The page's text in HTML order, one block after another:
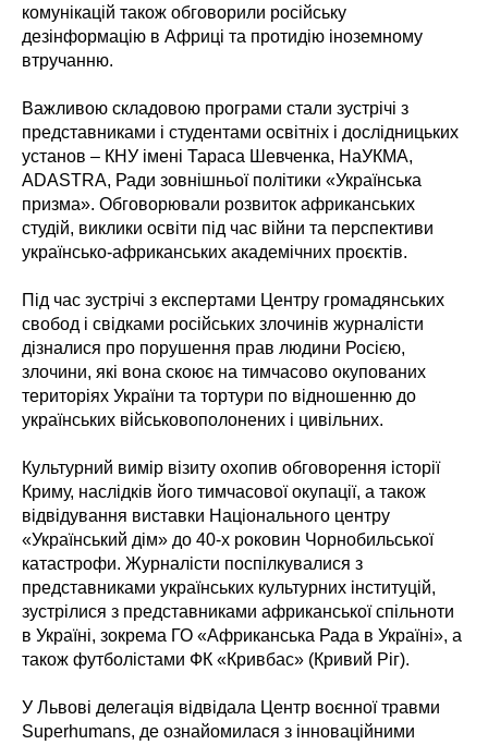
комунікацій також обговорили російську
дезінформацію в Африці та протидію іноземному
втручанню.
Важливою складовою програми стали зустрічі з
представниками і студентами освітніх і дослідницьких
установ – КНУ імені Тараса Шевченка, НаУКМА,
ADASTRA, Ради зовнішньої політики «Українська
призма». Обговорювали розвиток африканських
студій, виклики освіти під час війни та перспективи
українсько-африканських академічних проєктів.
Під час зустрічі з експертами Центру громадянських
свобод і свідками російських злочинів журналісти
дізналися про порушення прав людини Росією,
злочини, які вона скоює на тимчасово окупованих
територіях України та тортури по відношенню до
українських військовополонених і цивільних.
Культурний вимір візиту охопив обговорення історії
Криму, наслідків його тимчасової окупації, а також
відвідування виставки Національного центру
«Український дім» до 40-х роковин Чорнобильської
катастрофи. Журналісти поспілкувалися з
представниками українських культурних інституцій,
зустрілися з представниками африканської спільноти
в Україні, зокрема ГО «Африканська Рада в Україні», а
також футболістами ФК «Кривбас» (Кривий Ріг).
У Львові делегація відвідала Центр воєнної травми
Superhumans, де ознайомилася з інноваційними